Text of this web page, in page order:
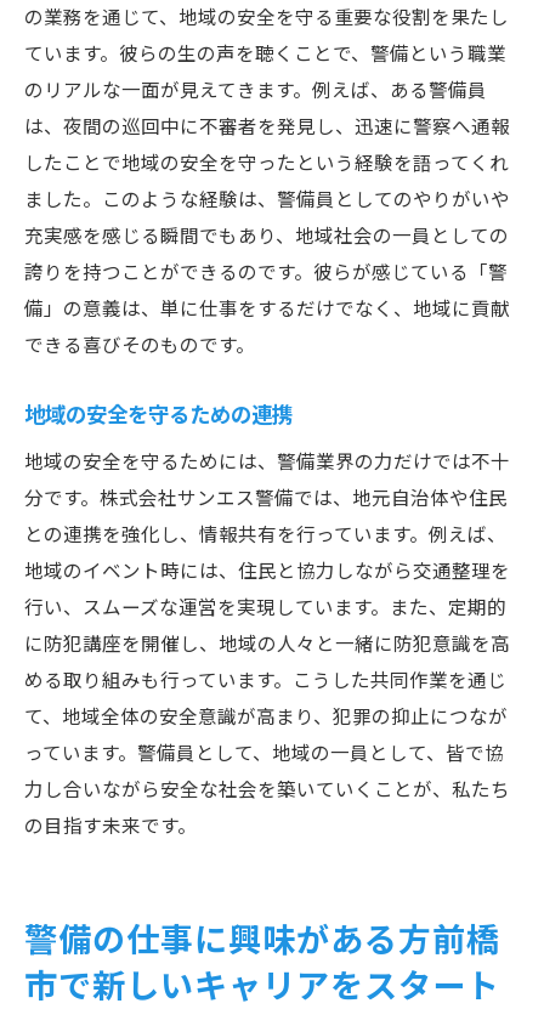
の業務を通じて、地域の安全を守る重要な役割を果たし
ています。彼らの生の声を聴くことで、警備という職業
のリアルな一面が見えてきます。例えば、ある警備員
は、夜間の巡回中に不審者を発見し、迅速に警察へ通報
したことで地域の安全を守ったという経験を語ってくれ
ました。このような経験は、警備員としてのやりがいや
充実感を感じる瞬間でもあり、地域社会の一員としての
誇りを持つことができるのです。彼らが感じている「警
備」の意義は、単に仕事をするだけでなく、地域に貢献
できる喜びそのものです。
地域の安全を守るための連携
地域の安全を守るためには、警備業界の力だけでは不十
分です。株式会社サンエス警備では、地元自治体や住民
との連携を強化し、情報共有を行っています。例えば、
地域のイベント時には、住民と協力しながら交通整理を
行い、スムーズな運営を実現しています。また、定期的
に防犯講座を開催し、地域の人々と一緒に防犯意識を高
める取り組みも行っています。こうした共同作業を通じ
て、地域全体の安全意識が高まり、犯罪の抑止につなが
っています。警備員として、地域の一員として、皆で協
力し合いながら安全な社会を築いていくことが、私たち
の目指す未来です。
警備の仕事に興味がある方前橋
市で新しいキャリアをスタート